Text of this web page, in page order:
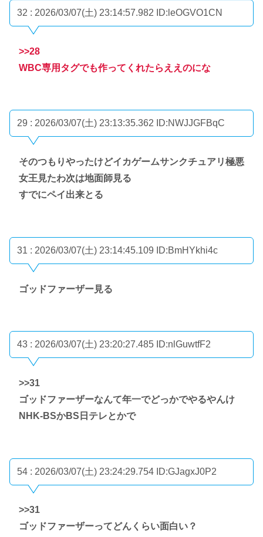
32 : 2026/03/07(土) 23:14:57.982 ID:leOGVO1CN
>>28
WBC専用タグでも作ってくれたらええのにな
29 : 2026/03/07(土) 23:13:35.362 ID:NWJJGFBqC
そのつもりやったけどイカゲームサンクチュアリ極悪
女王見たわ次は地面師見る
すでにペイ出来とる
31 : 2026/03/07(土) 23:14:45.109 ID:BmHYkhi4c
ゴッドファーザー見る
43 : 2026/03/07(土) 23:20:27.485 ID:nlGuwtfF2
>>31
ゴッドファーザーなんて年一でどっかでやるやんけ
NHK-BSかBS日テレとかで
54 : 2026/03/07(土) 23:24:29.754 ID:GJagxJ0P2
>>31
ゴッドファーザーってどんくらい面白い？